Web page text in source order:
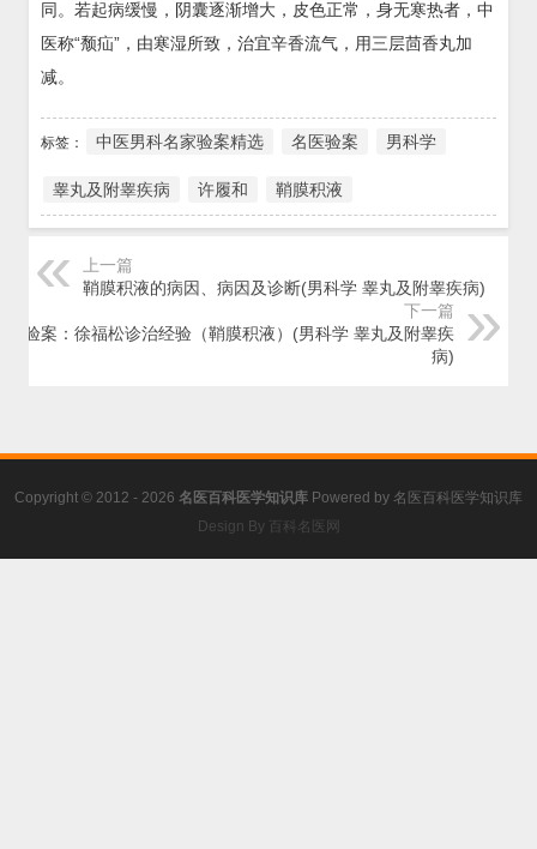
同。若起病缓慢，阴囊逐渐增大，皮色正常，身无寒热者，中
医称“颓疝”，由寒湿所致，治宜辛香流气，用三层茴香丸加
减。
标签： 中医男科名家验案精选 名医验案 男科学
睾丸及附睾疾病 许履和 鞘膜积液
上一篇
鞘膜积液的病因、病因及诊断(男科学 睾丸及附睾疾病)
下一篇
医验案：徐福松诊治经验（鞘膜积液）(男科学 睾丸及附睾疾
病)
Copyright © 2012 - 2026 名医百科医学知识库 Powered by 名医百科医学知识库
Design By 百科名医网